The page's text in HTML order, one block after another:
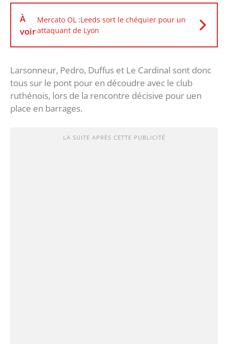
À
voir
Mercato OL :Leeds sort le chéquier pour un
attaquant de Lyon
Larsonneur, Pedro, Duffus et Le Cardinal sont donc
tous sur le pont pour en découdre avec le club
ruthénois, lors de la rencontre décisive pour uen
place en barrages.
LA SUITE APRÈS CETTE PUBLICITÉ